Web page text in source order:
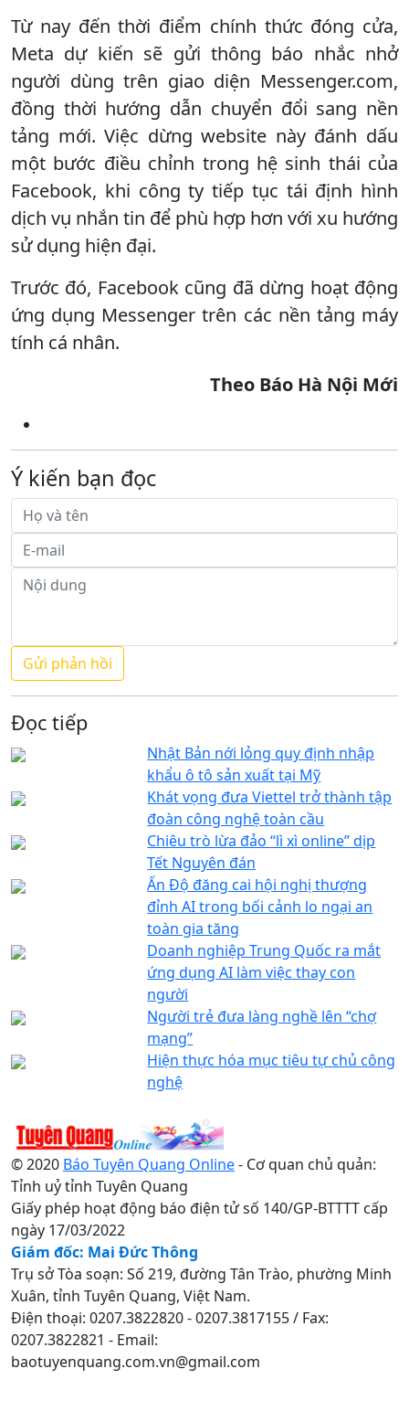
Từ nay đến thời điểm chính thức đóng cửa,
Meta dự kiến sẽ gửi thông báo nhắc nhở
người dùng trên giao diện Messenger.com,
đồng thời hướng dẫn chuyển đổi sang nền
tảng mới. Việc dừng website này đánh dấu
một bước điều chỉnh trong hệ sinh thái của
Facebook, khi công ty tiếp tục tái định hình
dịch vụ nhắn tin để phù hợp hơn với xu hướng
sử dụng hiện đại.
Trước đó, Facebook cũng đã dừng hoạt động
ứng dụng Messenger trên các nền tảng máy
tính cá nhân.
Theo Báo Hà Nội Mới
Ý kiến bạn đọc
Đọc tiếp
Nhật Bản nới lỏng quy định nhập
khẩu ô tô sản xuất tại Mỹ
Khát vọng đưa Viettel trở thành tập
đoàn công nghệ toàn cầu
Chiêu trò lừa đảo “lì xì online” dịp
Tết Nguyên đán
Ấn Độ đăng cai hội nghị thượng
đỉnh AI trong bối cảnh lo ngại an
toàn gia tăng
Doanh nghiệp Trung Quốc ra mắt
ứng dụng AI làm việc thay con
người
Người trẻ đưa làng nghề lên “chợ
mạng”
Hiện thực hóa mục tiêu tự chủ công
nghệ
© 2020 Báo Tuyên Quang Online- Cơ quan chủ quản:
Tỉnh uỷ tỉnh Tuyên Quang
Giấy phép hoạt động báo điện tử số 140/GP-BTTTT cấp
ngày 17/03/2022
Giám đốc: Mai Đức Thông
Trụ sở Tòa soạn: Số 219, đường Tân Trào, phường Minh
Xuân, tỉnh Tuyên Quang, Việt Nam.
Điện thoại: 0207.3822820 - 0207.3817155 / Fax:
0207.3822821 - Email:
baotuyenquang.com.vn@gmail.com